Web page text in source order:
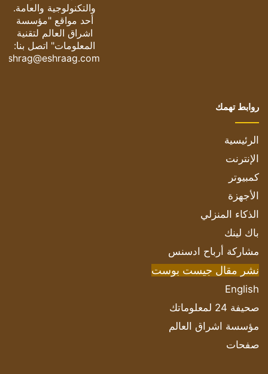
والتكنولوجية والعامة.
أحد مواقع "مؤسسة
اشراق العالم لتقنية
المعلومات" اتصل بنا:
eshrag@eshraag.com
روابط تهمك
الرئيسية
الإنترنت
كمبيوتر
الأجهزة
الذكاء المنزلي
باك لينك
مشاركة أرباح ادسنس
نشر مقال جيست بوست
English
صحيفة 24 لمعلوماتك
مؤسسة اشراق العالم
صفحات